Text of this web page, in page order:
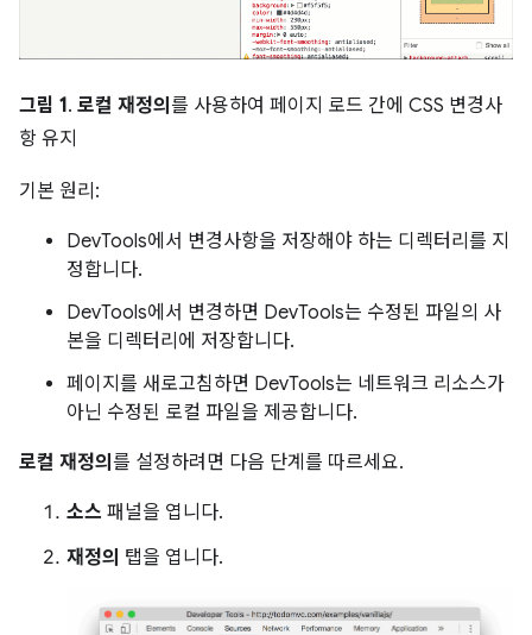
그림 1. 로컬 재정의 를 사용하여 페이지 로드 간에 CSS 변경사
항 유지
기본 원리:
DevTools에서 변경사항을 저장해야 하는 디렉터리를 지
정합니다.
DevTools에서 변경하면 DevTools는 수정된 파일의 사
본을 디렉터리에 저장합니다.
페이지를 새로고침하면 DevTools는 네트워크 리소스가
아닌 수정된 로컬 파일을 제공합니다.
로컬 재정의 를 설정하려면 다음 단계를 따르세요.
소스 패널을 엽니다.
재정의 탭을 엽니다.